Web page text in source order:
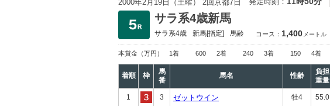
2000年2月19日（土曜） 2回京都7日
サラ系4歳新馬
サラ系4歳 新馬[指定] 馬齢 コース： 1,400 メートル
本賞金 （万円） 1着 600 2着 240 3着 150 4着
着順 枠
馬
番
馬名 性齢
負担
重量
1 3 ゼットウイン 牡4 55.0